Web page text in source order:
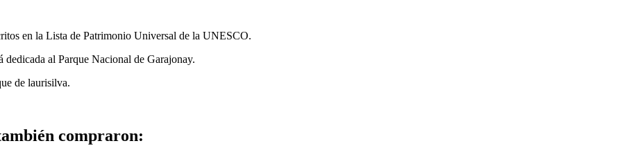
en la Lista de Patrimonio Universal de la UNESCO.
dedicada al Parque Nacional de Garajonay.
de laurisilva.
compraron: